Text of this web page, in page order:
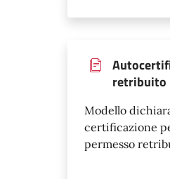
retribuito
Modello
certificazione
permesso